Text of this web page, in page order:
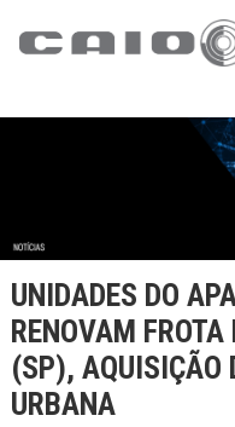
UNIDADES DO
RENOVAM FROTA
(SP), AQUISIÇÃO
URBANA